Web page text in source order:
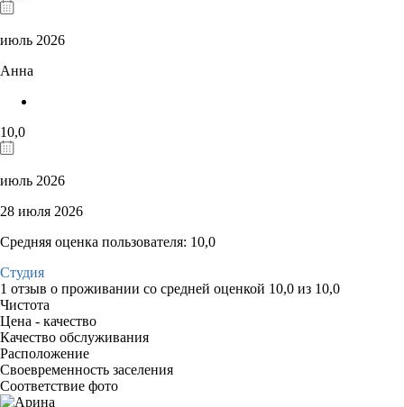
июль 2026
Анна
10,0
июль 2026
28 июля 2026
Средняя оценка пользователя: 10,0
Студия
1 отзыв о проживании со средней оценкой 10,0 из 10,0
Чистота
Цена - качество
Качество обслуживания
Расположение
Своевременность заселения
Соответствие фото